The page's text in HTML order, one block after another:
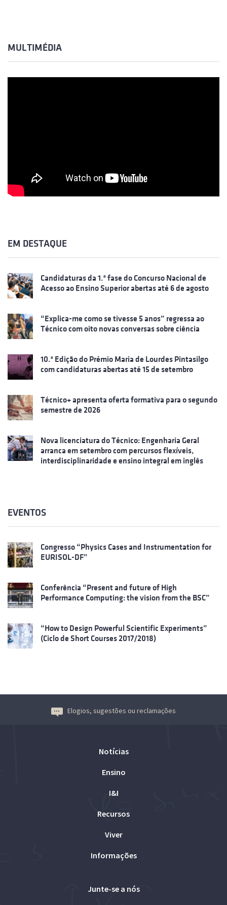
MULTIMÉDIA
EM DESTAQUE
Candidaturas da 1.ª fase do Concurso Nacional de
Acesso ao Ensino Superior abertas até 6 de agosto
“Explica-me como se tivesse 5 anos” regressa ao
Técnico com oito novas conversas sobre ciência
10.ª Edição do Prémio Maria de Lourdes Pintasilgo
com candidaturas abertas até 15 de setembro
Técnico+ apresenta oferta formativa para o segundo
semestre de 2026
Nova licenciatura do Técnico: Engenharia Geral
arranca em setembro com percursos flexíveis,
interdisciplinaridade e ensino integral em inglês
EVENTOS
Congresso “Physics Cases and Instrumentation for
EURISOL-DF”
Conferência “Present and future of High
Performance Computing: the vision from the BSC”
“How to Design Powerful Scientific Experiments”
(Ciclo de Short Courses 2017/2018)
Elogios, sugestões ou reclamações
Notícias
Ensino
I&I
Recursos
Viver
Informações
Junte-se a nós